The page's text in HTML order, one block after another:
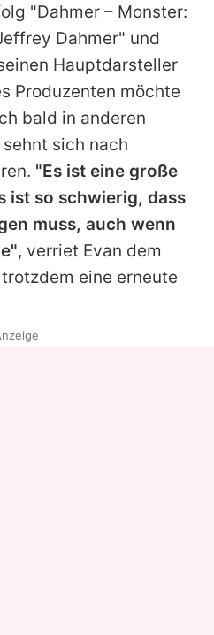
"Dahmer – Monster:
Dahmer" und
Hauptdarsteller
Produzenten möchte
bald in anderen
sich nach
"Es ist eine große
ist so schwierig, dass
muss, auch wenn
, verriet Evan dem
eine erneute